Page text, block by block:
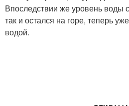
Впоследствии же уровень воды
так и остался на горе, теперь
водой.